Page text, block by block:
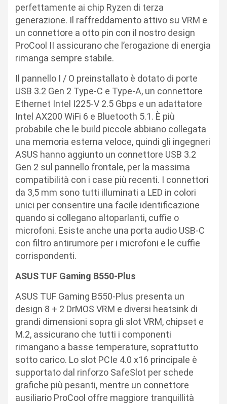
perfettamente ai chip Ryzen di terza
generazione. Il raffreddamento attivo su VRM e
un connettore a otto pin con il nostro design
ProCool II assicurano che l’erogazione di energia
rimanga sempre stabile.
Il pannello I / O preinstallato è dotato di porte
USB 3.2 Gen 2 Type-C e Type-A, un connettore
Ethernet Intel I225-V 2.5 Gbps e un adattatore
Intel AX200 WiFi 6 e Bluetooth 5.1. È più
probabile che le build piccole abbiano collegata
una memoria esterna veloce, quindi gli ingegneri
ASUS hanno aggiunto un connettore USB 3.2
Gen 2 sul pannello frontale, per la massima
compatibilità con i case più recenti. I connettori
da 3,5 mm sono tutti illuminati a LED in colori
unici per consentire una facile identificazione
quando si collegano altoparlanti, cuffie o
microfoni. Esiste anche una porta audio USB-C
con filtro antirumore per i microfoni e le cuffie
corrispondenti.
ASUS TUF Gaming B550-Plus
ASUS TUF Gaming B550-Plus presenta un
design 8 + 2 DrMOS VRM e diversi heatsink di
grandi dimensioni sopra gli slot VRM, chipset e
M.2, assicurano che tutti i componenti
rimangano a basse temperature, soprattutto
sotto carico. Lo slot PCIe 4.0 x16 principale è
supportato dal rinforzo SafeSlot per schede
grafiche più pesanti, mentre un connettore
ausiliario ProCool offre maggiore tranquillità